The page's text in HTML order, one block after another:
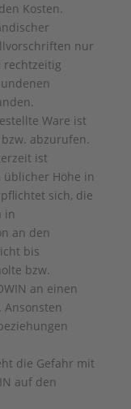
Kosten.
nur
rechtzeitig
Ware ist
abzurufen.
ist
üblicher Höhe in
sich, die
in
an den
bis
bzw.
an einen
die Gefahr mit
auf den